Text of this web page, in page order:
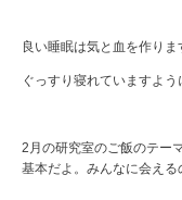
良い睡眠は気と血を作りま
ぐっすり寝れていますよう
2月の研究室のご飯のテー
基本だよ。みんなに会える